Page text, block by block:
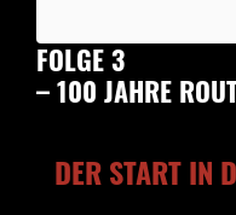
FOLGE 3
– 100 JAHRE
DER START IN